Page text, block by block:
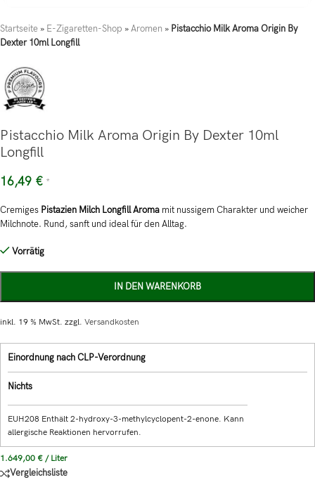
Startseite » E-Zigaretten-Shop »Aromen » Pistacchio Milk Aroma Origin By
Dexter 10ml Longfill
Pistacchio Milk Aroma Origin By Dexter 10ml
Longfill
16,49 € *
Cremiges Pistazien Milch Longfill Aroma mit nussigem Charakter und weicher
Milchnote. Rund, sanft und ideal für den Alltag.
Vorrätig
IN DEN WARENKORB
inkl. 19 % MwSt. zzgl. Versandkosten
Einordnung nach CLP-Verordnung
Nichts
EUH208 Enthält 2-hydroxy-3-methylcyclopent-2-enone. Kann
allergische Reaktionen hervorrufen.
1.649,00 € / Liter
Vergleichsliste